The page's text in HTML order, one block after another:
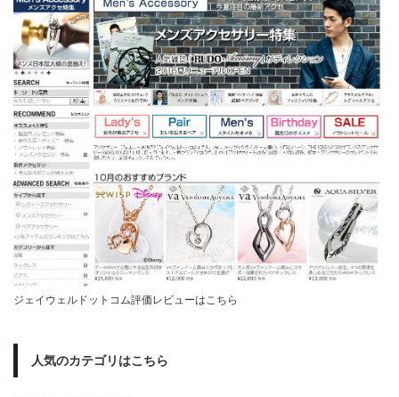
ジェイウェルドットコム評価レビューはこちら
人気のカテゴリはこちら